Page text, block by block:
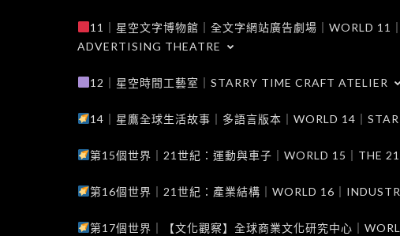
11｜星空文字博物館｜全文字網站廣告劇場｜WORLD 11
ADVERTISING THEATRE
12｜星空時間工藝室｜STARRY TIME CRAFT ATELIER
14｜星鷹全球生活故事｜多語言版本｜WORLD 14｜
第15個世界｜21世紀：運動與車子｜WORLD 15｜THE
第16個世界｜21世紀：產業結構｜WORLD 16｜
第17個世界｜【文化觀察】全球商業文化研究中心｜